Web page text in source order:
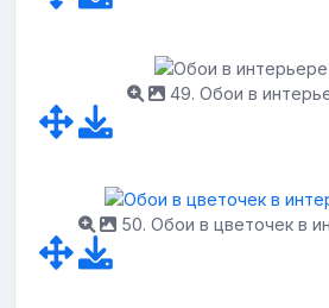
49. Обои в
50. Обои в цветочек в